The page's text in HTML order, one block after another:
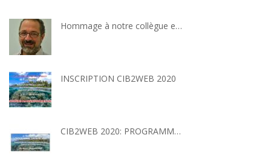
Hommage à notre collègue et ami : Dr Romain FERRY
INSCRIPTION CIB2WEB 2020
CIB2WEB 2020: PROGRAMME SCIENTIFIQUE